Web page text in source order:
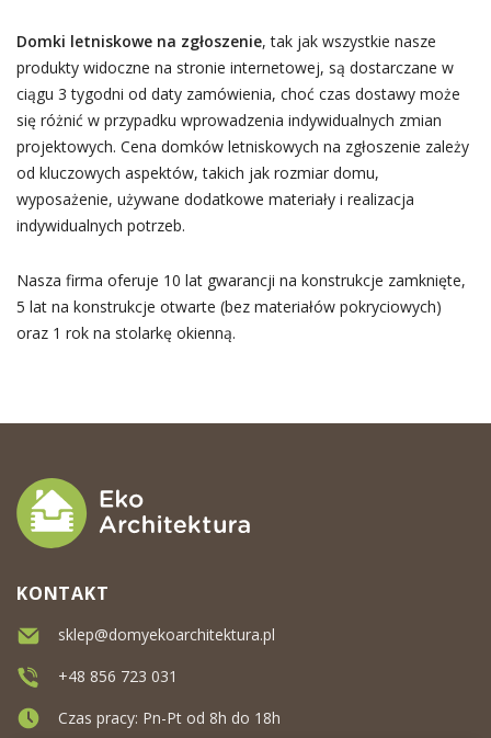
Domki letniskowe na zgłoszenie, tak jak wszystkie nasze
produkty widoczne na stronie internetowej, są dostarczane w
ciągu 3 tygodni od daty zamówienia, choć czas dostawy może
się różnić w przypadku wprowadzenia indywidualnych zmian
projektowych. Cena domków letniskowych na zgłoszenie zależy
od kluczowych aspektów, takich jak rozmiar domu,
wyposażenie, używane dodatkowe materiały i realizacja
indywidualnych potrzeb.
Nasza firma oferuje 10 lat gwarancji na konstrukcje zamknięte,
5 lat na konstrukcje otwarte (bez materiałów pokryciowych)
oraz 1 rok na stolarkę okienną.
KONTAKT
sklep@domyekoarchitektura.pl
+48 856 723 031
Czas pracy: Pn-Pt od 8h do 18h